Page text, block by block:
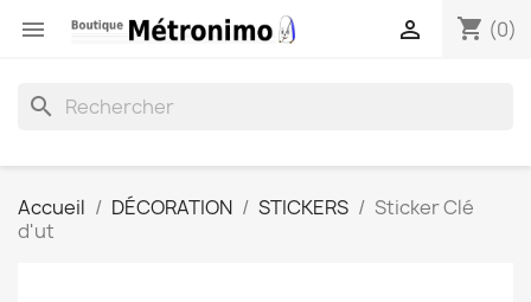
 shopping_cart (0)

search
Accueil DÉCORATION STICKERS
Sticker Clé
d'ut